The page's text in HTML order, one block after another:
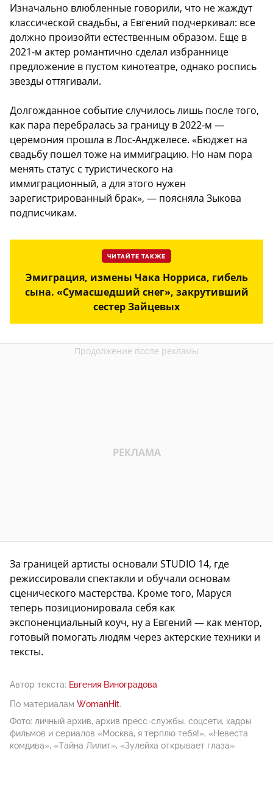
Изначально влюбленные говорили, что не жаждут
классической свадьбы, а Евгений подчеркивал: все
должно произойти естественным образом. Еще в
2021-м актер романтично сделал избраннице
предложение в пустом кинотеатре, однако роспись
звезды оттягивали.
Долгожданное событие случилось лишь после того,
как пара перебралась за границу в 2022-м —
церемония прошла в Лос-Анджелесе. «Бюджет на
свадьбу пошел тоже на иммиграцию. Но нам пора
менять статус с туристического на
иммиграционный, а для этого нужен
зарегистрированный брак», — поясняла Зыкова
подписчикам.
ЧИТАЙТЕ ТАКЖЕ
Эмиграция, измены Чака Норриса, гибель
сына. «Сумасшедший снег», закрутивший
сестер Зайцевых
За границей артисты основали STUDIO 14, где
режиссировали спектакли и обучали основам
сценического мастерства. Кроме того, Маруся
теперь позиционировала себя как
экспоненциальный коуч, ну а Евгений — как ментор,
готовый помогать людям через актерские техники и
тексты.
Автор текста: Евгения Виноградова
По материалам WomanHit.
Фото: личный архив, архив пресс-службы, соцсети, кадры
фильмов и сериалов «Москва, я терплю тебя!», «Невеста
комдива», «Тайна Лилит», «Зулейха открывает глаза»